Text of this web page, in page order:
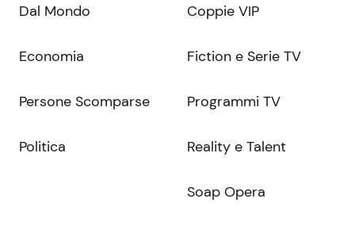
Dal Mondo
Economia
Persone Scomparse
Politica
Coppie VIP
Fiction e Serie TV
Programmi TV
Reality e Talent
Soap Opera